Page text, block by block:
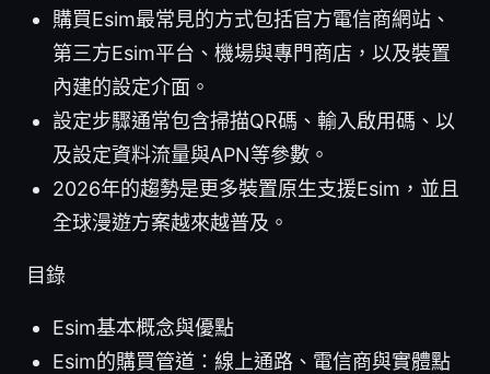
購買Esim最常見的方式包括官方電信商網站、
第三方Esim平台、機場與專門商店，以及裝置
內建的設定介面。
設定步驟通常包含掃描QR碼、輸入啟用碼、以
及設定資料流量與APN等參數。
2026年的趨勢是更多裝置原生支援Esim，並且
全球漫遊方案越來越普及。
目錄
Esim基本概念與優點
Esim的購買管道：線上通路、電信商與實體點